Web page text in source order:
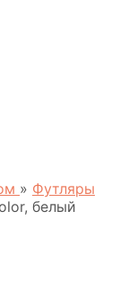
» Футляры
белый